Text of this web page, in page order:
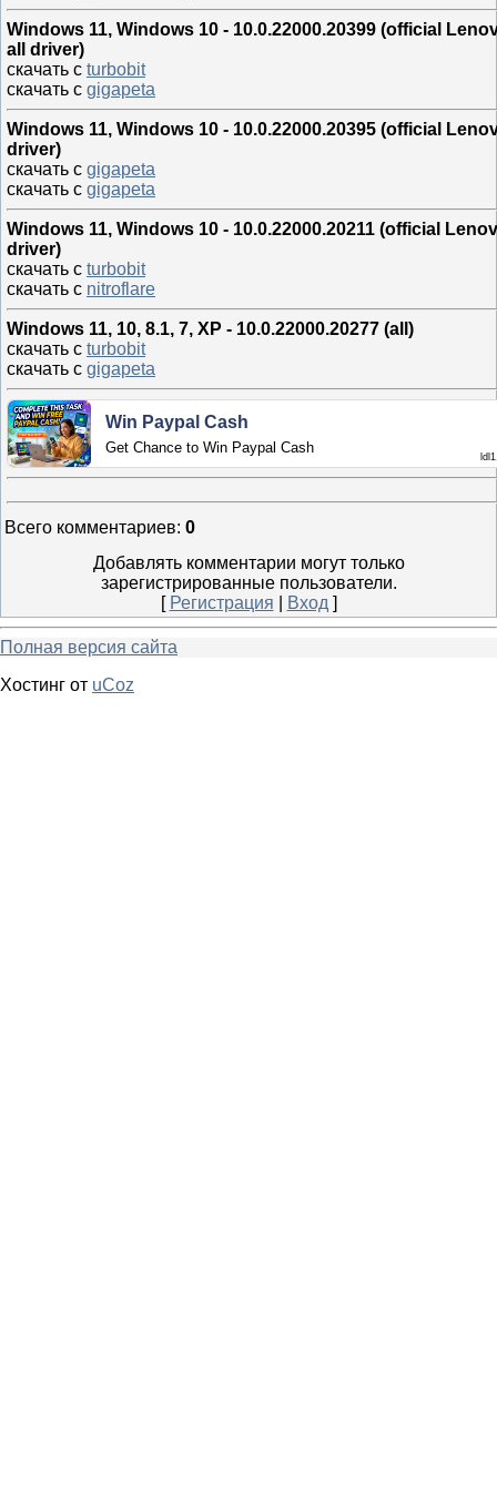
Windows 11, Windows 10 - 10.0.22000.20399 (official
all driver)
скачать с turbobit
скачать с gigapeta
Windows 11, Windows 10 - 10.0.22000.20395 (official
driver)
скачать с gigapeta
скачать с gigapeta
Windows 11, Windows 10 - 10.0.22000.20211 (official
driver)
скачать с turbobit
скачать с nitroflare
Windows 11, 10, 8.1, 7, XP - 10.0.22000.20277 (all)
скачать с turbobit
скачать с gigapeta
Win Paypal Cash
Get Chance to Win Paypal Cash
Всего комментариев: 0
Добавлять комментарии могут только
зарегистрированные пользователи.
[ Регистрация Вход ]
Полная версия сайта
Хостинг от uCoz